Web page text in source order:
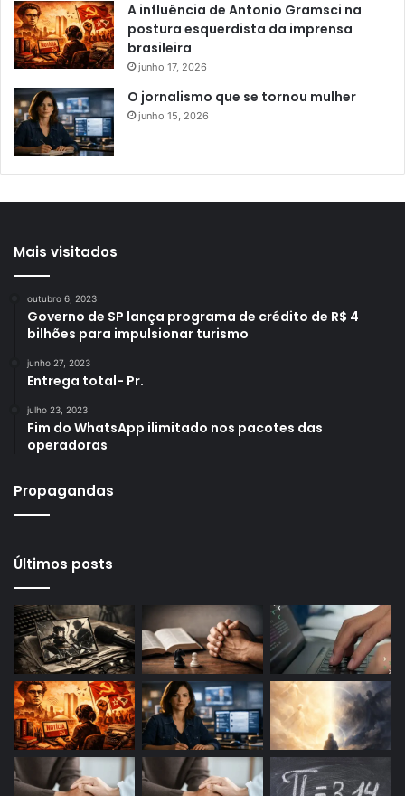
A influência de Antonio Gramsci na
postura esquerdista da imprensa
brasileira
junho 17, 2026
O jornalismo que se tornou mulher
junho 15, 2026
Mais visitados
outubro 6, 2023
Governo de SP lança programa de crédito de R$ 4
bilhões para impulsionar turismo
junho 27, 2023
Entrega total- Pr.
julho 23, 2023
Fim do WhatsApp ilimitado nos pacotes das
operadoras
Propagandas
Últimos posts